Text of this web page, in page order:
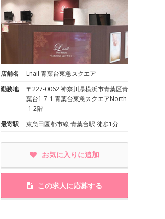
店舗名
Lnail 青葉台東急スクエア
勤務地
〒227-0062 神奈川県横浜市青葉区青
葉台1-7-1 青葉台東急スクエアNorth
-1 2階
最寄駅
東急田園都市線 青葉台駅 徒歩1分
お気に入りに追加
この求人に応募する